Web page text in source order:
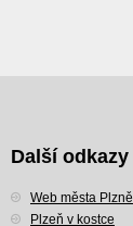
Další odkazy
Web města Plzně
Plzeň v kostce